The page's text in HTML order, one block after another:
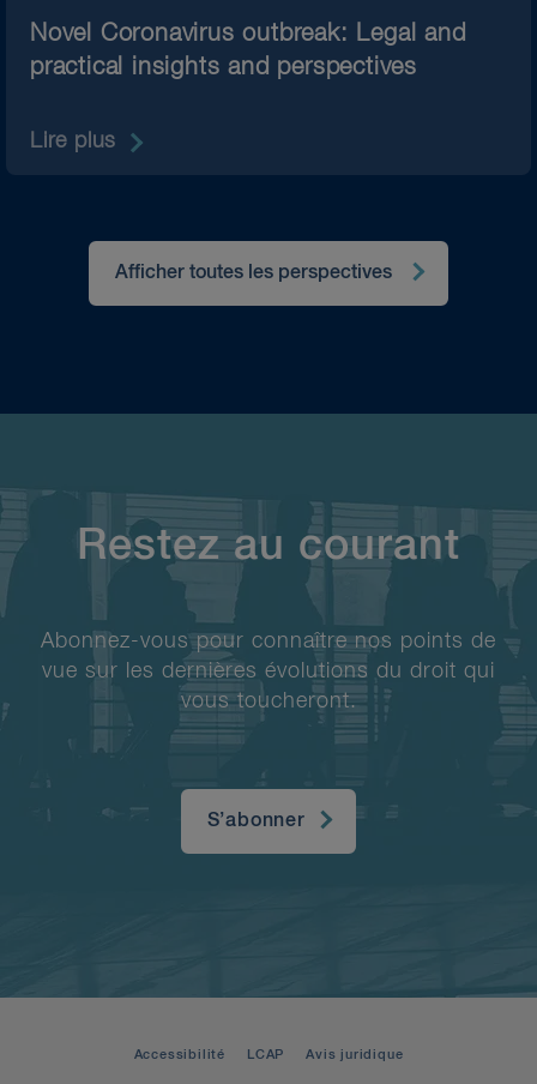
Novel Coronavirus outbreak: Legal and
practical insights and perspectives
Lire plus
Afficher toutes les perspectives
Restez au courant
Abonnez-vous pour connaître nos points de
vue sur les dernières évolutions du droit qui
vous toucheront.
S’abonner
Accessibilité LCAP Avis juridique